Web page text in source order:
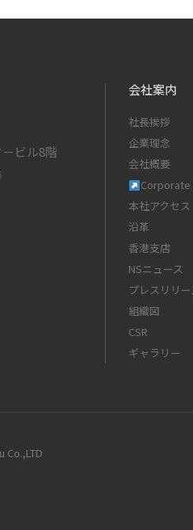
ビル8階
会社案内
社長挨拶
企業理念
会社概要
Corporate
本社アクセス
沿革
香港支店
NSニュース
プレスリリー
組織図
CSR
ギャラリー
Co.,LTD